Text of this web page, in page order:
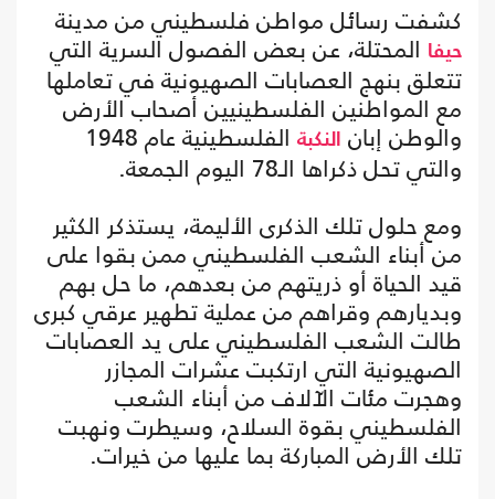
كشفت رسائل مواطن فلسطيني من مدينة
حيفا المحتلة، عن بعض الفصول السرية التي
تتعلق بنهج العصابات الصهيونية في تعاملها
مع المواطنين الفلسطينيين أصحاب الأرض
والوطن إبان النكبة
الفلسطينية عام 1948
والتي تحل ذكراها الـ78 اليوم الجمعة.
ومع حلول تلك الذكرى الأليمة، يستذكر الكثير
من أبناء الشعب الفلسطيني ممن بقوا على
قيد الحياة أو ذريتهم من بعدهم، ما حل بهم
وبديارهم وقراهم من عملية تطهير عرقي كبرى
طالت الشعب الفلسطيني على يد العصابات
الصهيونية التي ارتكبت عشرات المجازر
وهجرت مئات الآلاف من أبناء الشعب
الفلسطيني بقوة السلاح، وسيطرت ونهبت
تلك الأرض المباركة بما عليها من خيرات.